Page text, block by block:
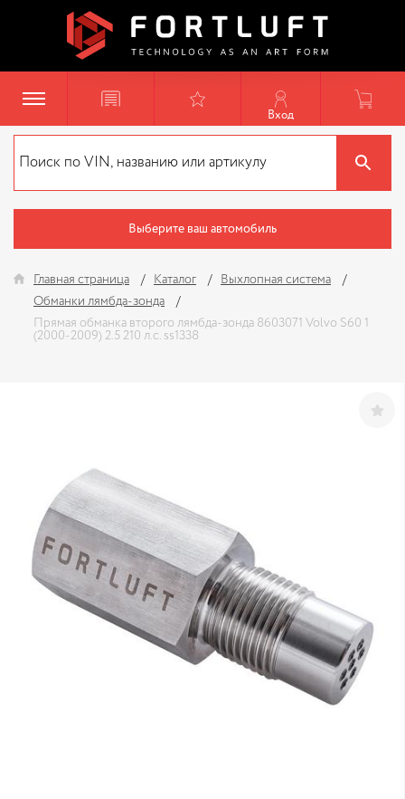
Вход
Выберите ваш автомобиль
Главная страница Каталог
Выхлопная система
Обманки лямбда-зонда
Прямая обманка второго лямбда-зонда 8603071 Volvo S60 1
(2000-2009) 2.5 210 л.с. ss1338